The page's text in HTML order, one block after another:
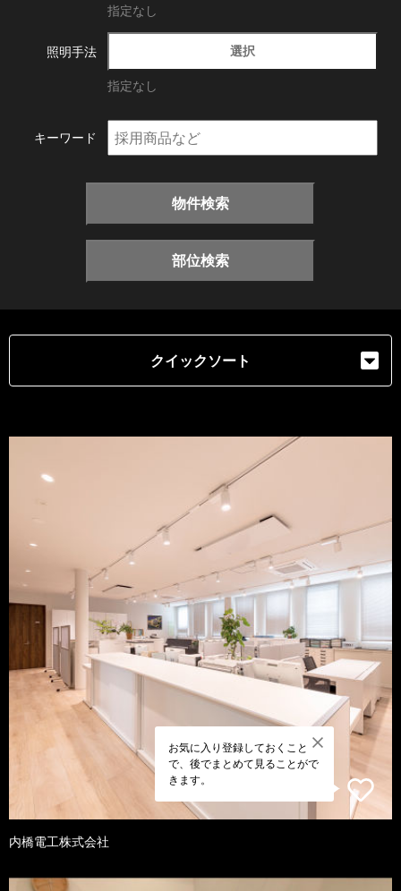
指定なし
照明手法 選択
指定なし
キーワード
物件検索
部位検索
クイックソート
お気に入り登録しておくこと
で、後でまとめて見ることがで
きます。
内橋電工株式会社